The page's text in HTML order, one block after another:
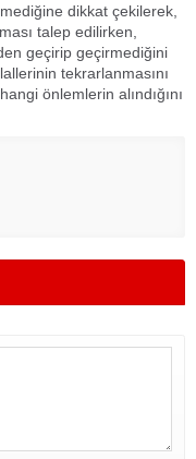
dikkat çekilerek,
talep edilirken,
geçirip geçirmediğini
tekrarlanmasını
önlemlerin alındığını